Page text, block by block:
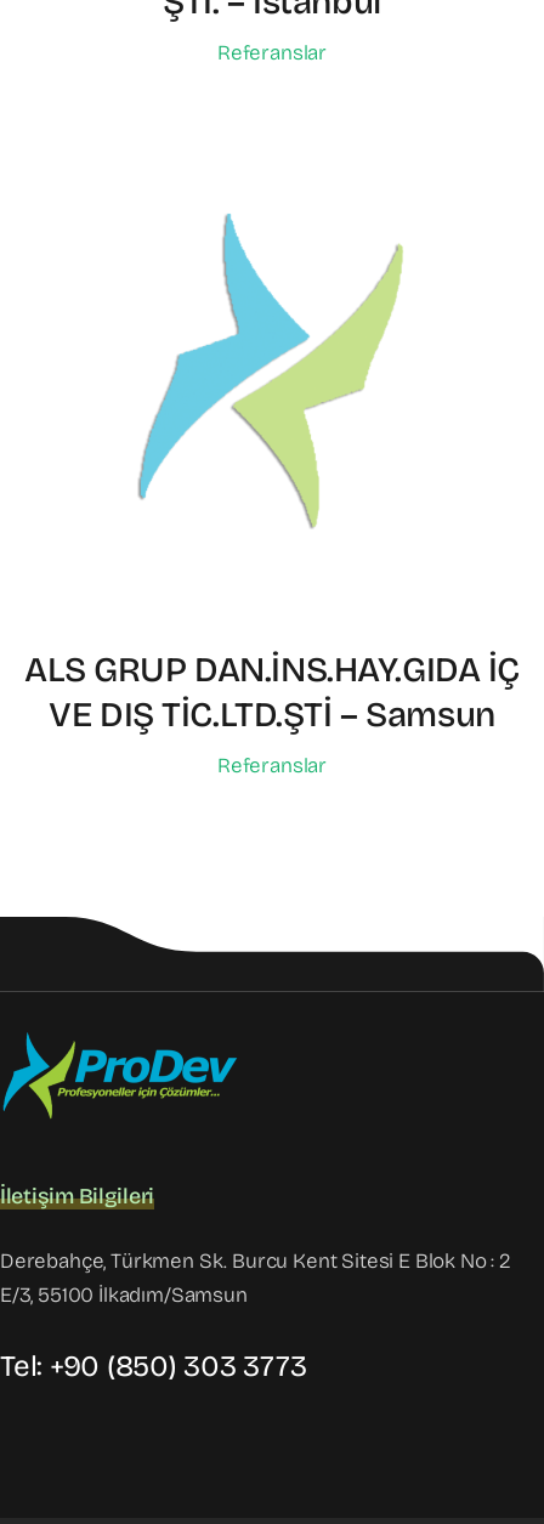
Referanslar
ALS GRUP DAN.İNS.HAY.GIDA İÇ
VE DIŞ TİC.LTD.ŞTİ – Samsun
Referanslar
İletişim Bilgileri
Derebahçe, Türkmen Sk. Burcu Kent Sitesi E Blok No : 2
E/3, 55100 İlkadım/Samsun
Tel: +90 (850) 303 3773